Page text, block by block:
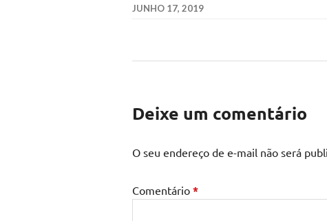
JUNHO 17, 2019
Deixe um comentário
O seu endereço de e-mail não será
Comentário *